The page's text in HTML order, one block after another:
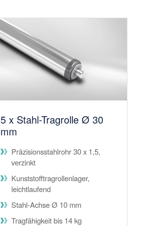
5 x Stahl-Tragrolle Ø 30
mm
Präzisionsstahlrohr 30 x 1,5,
verzinkt
Kunststofftragrollenlager,
leichtlaufend
Stahl-Achse Ø 10 mm
Tragfähigkeit bis 14 kg